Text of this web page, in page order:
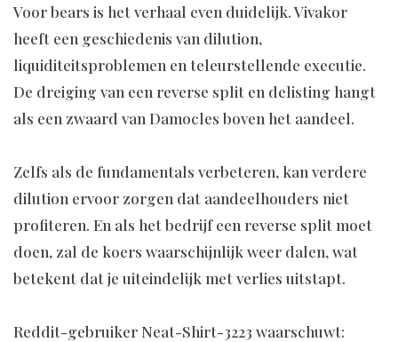
Voor bears is het verhaal even duidelijk. Vivakor
heeft een geschiedenis van dilution,
liquiditeitsproblemen en teleurstellende executie.
De dreiging van een reverse split en delisting hangt
als een zwaard van Damocles boven het aandeel.
Zelfs als de fundamentals verbeteren, kan verdere
dilution ervoor zorgen dat aandeelhouders niet
profiteren. En als het bedrijf een reverse split moet
doen, zal de koers waarschijnlijk weer dalen, wat
betekent dat je uiteindelijk met verlies uitstapt.
Reddit-gebruiker Neat-Shirt-3223 waarschuwt: